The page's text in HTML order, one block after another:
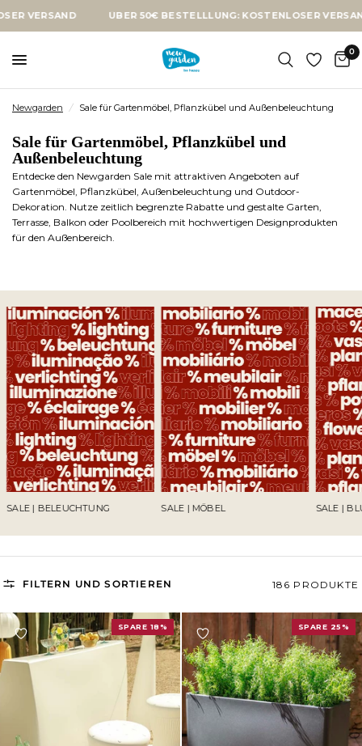
50€ BESTELLLUNG: KOSTENLOSER VERSAND ÜBER 50€
0
Newgarden / Sale für Gartenmöbel, Pflanzkübel und Außenbeleuchtung
Sale für Gartenmöbel, Pflanzkübel und
Außenbeleuchtung
Entdecke den Newgarden Sale mit attraktiven Angeboten auf
Gartenmöbel, Pflanzkübel, Außenbeleuchtung und Outdoor-
Dekoration. Nutze zeitlich begrenzte Rabatte und gestalte Garten,
Terrasse, Balkon oder Poolbereich mit hochwertigen Designprodukten
für den Außenbereich.
SALE | BELEUCHTUNG SALE | MÖBEL SALE |
FILTERN UND SORTIEREN 186 PRODUKTE
SPARE 18% SPARE 25%